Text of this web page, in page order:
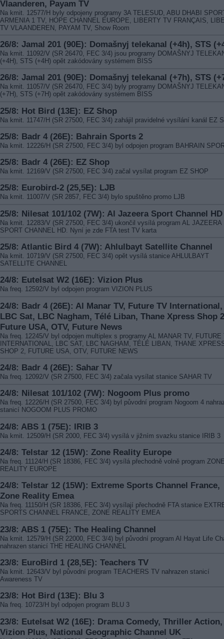
Vlaanderen, Payam TV
Na kmit. 12577/H byly odpojeny programy 3A TELESUD, ABU DHABI
ARMENIA 1 TV, HOPE CHANNEL EUROPE, LIBERTY TV FRANÇAIS,
TV VLAANDEREN, PAYAM TV, Show Room
26/8: Jamal 201 (90E): Domašnyj telekanal (+4h), STS
Na kmit. 11092/V (SR 26470, FEC 3/4) jsou programy DOMAŠNYJ
(+4H), STS (+4H) opět zakódovány systémem BISS
26/8: Jamal 201 (90E): Domašnyj telekanal (+7h), STS
Na kmit. 11057/V (SR 26470, FEC 3/4) byly programy DOMAŠNYJ
(+7H), STS (+7H) opět zakódovány systémem BISS
25/8: Hot Bird (13E): EZ Shop
Na kmit. 11747/H (SR 27500, FEC 3/4) zahájil pravidelné vysílání kanál EZ
25/8: Badr 4 (26E): Bahrain Sports 2
Na kmit. 12226/H (SR 27500, FEC 3/4) byl odpojen program BAHRAIN
25/8: Badr 4 (26E): EZ Shop
Na kmit. 12169/V (SR 27500, FEC 3/4) začal vysílat program EZ SHOP
25/8: Eurobird-2 (25,5E): LJB
Na kmit. 11007/V (SR 2857, FEC 3/4) bylo spuštěno promo LJB
25/8: Nilesat 101/102 (7W): Al Jazeera Sport Channel HD
Na kmit. 12283/V (SR 27500, FEC 3/4) ukončil vysílá program AL JAZEERA
SPORT CHANNEL HD. Nyní je zde FTA test TV karta
25/8: Atlantic Bird 4 (7W): Ahlulbayt Satellite Channel
Na kmit. 10719/V (SR 27500, FEC 3/4) opět vysílá stanice AHLULBAYT
SATELLITE CHANNEL
24/8: Eutelsat W2 (16E): Vizion Plus
Na freq. 12592/V byl odpojen program VIZION PLUS
24/8: Badr 4 (26E): Al Manar TV, Future TV International,
LBC Sat, LBC Nagham, Télé Liban, Thane Xpress Shop
Future USA, OTV, Future News
Na freq. 12245/V byl odpojen multiplex s programy AL MANAR TV, FUTURE
INTERNATIONAL, LBC SAT, LBC NAGHAM, TÉLÉ LIBAN, THANE
SHOP 2, FUTURE USA, OTV, FUTURE NEWS
24/8: Badr 4 (26E): Sahar TV
Na freq. 12092/V (SR 27500, FEC 3/4) začala vysílat stanice SAHAR TV
24/8: Nilesat 101/102 (7W): Nogoom Plus promo
Na freq. 12226/H (SR 27500, FEC 3/4) byl původní program Nogoom 4
stanicí NOGOOM PLUS PROMO
24/8: ABS 1 (75E): IRIB 3
Na kmit. 12509/H (SR 2000, FEC 3/4) vysílá v jižním svazku stanice IRIB 3
24/8: Telstar 12 (15W): Zone Reality Europe
Na freq. 11124/H (SR 18386, FEC 3/4) vysílá přechodně volně program
REALITY EUROPE
24/8: Telstar 12 (15W): Extreme Sports Channel France,
Zone Reality Emea
Na freq. 11150/H (SR 18386, FEC 3/4) vysílají přechodně FTA stanice
SPORTS CHANNEL FRANCE, ZONE REALITY EMEA
23/8: ABS 1 (75E): The Healing Channel
Na kmit. 12579/H (SR 22000, FEC 3/4) byl původní program Al Hayat Life
nahrazen stanicí THE HEALING CHANNEL
23/8: EuroBird 1 (28,5E): Teachers TV
Na kmit. 12643/V byl původní program TEACHERS TV nahrazen stanicí
Awareness TV
23/8: Hot Bird (13E): Blu 3
Na freq. 10723/H byl odpojen program BLU 3
23/8: Eutelsat W2 (16E): Drama Comedy, Thriller Action,
Vizion Plus, National Geographic Channel UK